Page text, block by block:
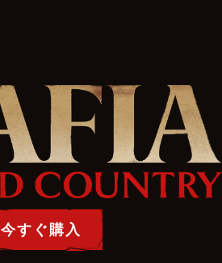
今すぐ購入